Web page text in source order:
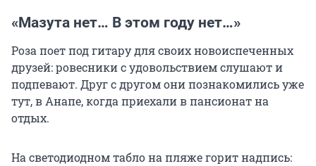
«Мазута нет… В этом году нет…»
Роза поет под гитару для своих новоиспеченных
друзей: ровесники с удовольствием слушают и
подпевают. Друг с другом они познакомились уже
тут, в Анапе, когда приехали в пансионат на
отдых.
На светодиодном табло на пляже горит надпись: